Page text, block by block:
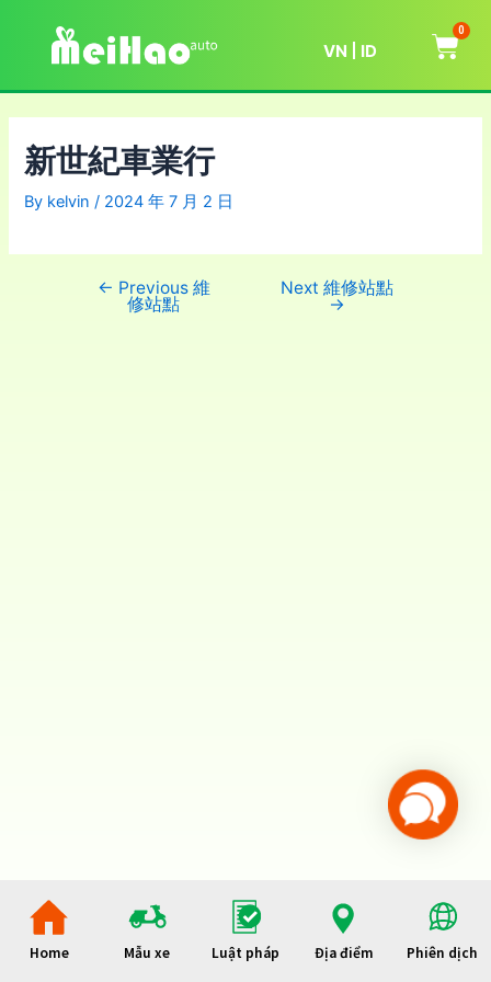
VN ID
0
新世紀車業行
By kelvin/ 2024 年 7 月 2 日
← Previous 維
修站點
Next 維修站點
→
Home Mẫu xe Luật pháp Địa điểm Phiên dịch